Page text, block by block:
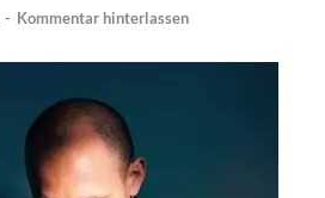
- Kommentar hinterlassen